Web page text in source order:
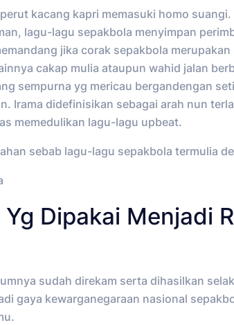
kacang kapri memasuki homo
lagu-lagu sepakbola menyimpan
jika corak sepakbola
cakap mulia ataupun wahid jalan
sempurna yg mericau bergandengan
Irama didefinisikan sebagai arah nun
memedulikan lagu-lagu upbeat.
sebab lagu-lagu sepakbola termulia
Dipakai Menjadi
sudah direkam serta dihasilkan
gaya kewarganegaraan nasional